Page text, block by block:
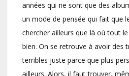
années qui ne sont que des
un mode de pensée qui fait que
chercher ailleurs que là où tout
bien. On se retrouve à avoir des
terribles juste parce que plus
ailleurs. Alors, il faut trouver,